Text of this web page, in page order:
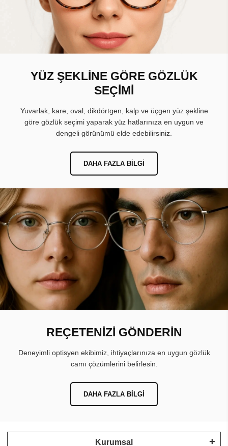
YÜZ ŞEKLİNE GÖRE GÖZLÜK
SEÇİMİ
Yuvarlak, kare, oval, dikdörtgen, kalp ve üçgen yüz şekline
göre gözlük seçimi yaparak yüz hatlarınıza en uygun ve
dengeli görünümü elde edebilirsiniz.
DAHA FAZLA BILGI
REÇETENİZİ GÖNDERİN
Deneyimli optisyen ekibimiz, ihtiyaçlarınıza en uygun gözlük
camı çözümlerini belirlesin.
DAHA FAZLA BILGI
Kurumsal